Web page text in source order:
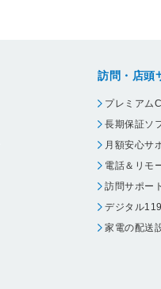
訪問・店頭
プレミアム
長期保証ソ
月額安心サ
電話＆リモ
訪問サポー
デジタル
家電の配送